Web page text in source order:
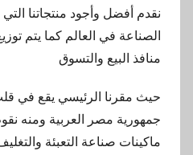
نقدم أفضل وأجود منتجاتنا
الصناعة في العالم كما يتم
منافذ البيع والتسوق
حيث مقرنا الرئيسي يقع في
جمهورية مصر العربية ومنه
ماكينات صناعة التعبئة